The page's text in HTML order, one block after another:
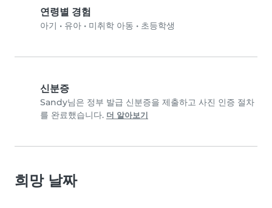
연령별 경험
아기 • 유아 • 미취학 아동 • 초등학생
신분증
Sandy님은 정부 발급 신분증을 제출하고 사진 인증 절차
를 완료했습니다. 더 알아보기
희망 날짜